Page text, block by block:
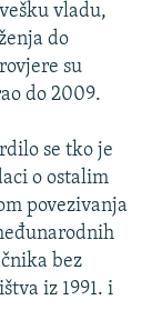
vladu,
do
su
do 2009.
se tko je
o ostalim
povezivanja
bez
iz 1991. i